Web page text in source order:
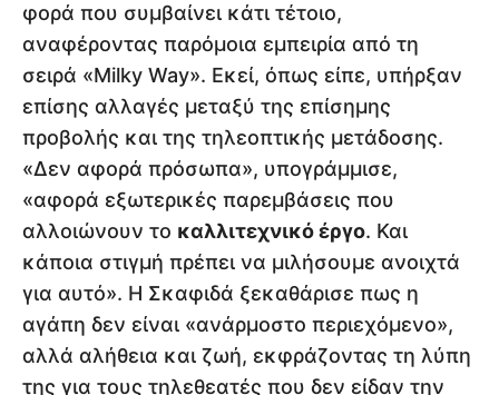
φορά που συμβαίνει κάτι τέτοιο,
αναφέροντας παρόμοια εμπειρία από τη
σειρά «Milky Way». Εκεί, όπως είπε, υπήρξαν
επίσης αλλαγές μεταξύ της επίσημης
προβολής και της τηλεοπτικής μετάδοσης.
«Δεν αφορά πρόσωπα», υπογράμμισε,
«αφορά εξωτερικές παρεμβάσεις που
αλλοιώνουν το καλλιτεχνικό έργο. Και
κάποια στιγμή πρέπει να μιλήσουμε ανοιχτά
για αυτό». Η Σκαφιδά ξεκαθάρισε πως η
αγάπη δεν είναι «ανάρμοστο περιεχόμενο»,
αλλά αλήθεια και ζωή, εκφράζοντας τη λύπη
της για τους τηλεθεατές που δεν είδαν την